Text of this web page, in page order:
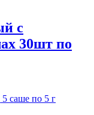
с
30шт по